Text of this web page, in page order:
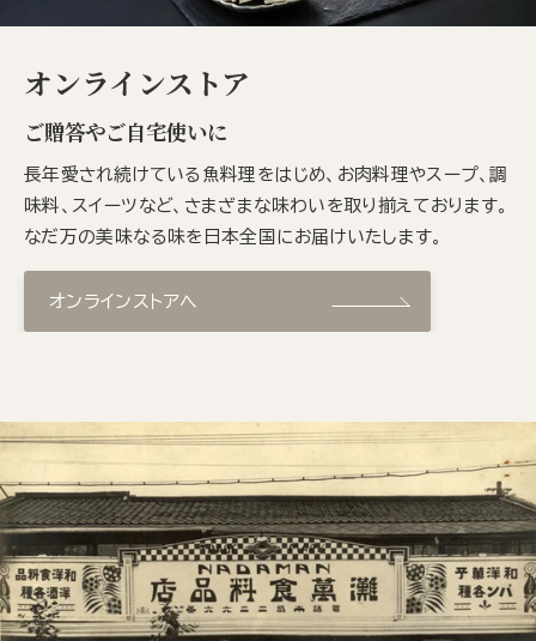
オンラインストア
ご贈答やご自宅使いに
長年愛され続けている魚料理をはじめ、お肉料理やスープ、調
味料、スイーツなど、さまざまな味わいを取り揃えております。
なだ万の美味なる味を日本全国にお届けいたします。
オンラインストアへ